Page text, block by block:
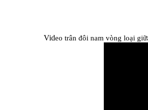
Video trân đôi nam vòng loại